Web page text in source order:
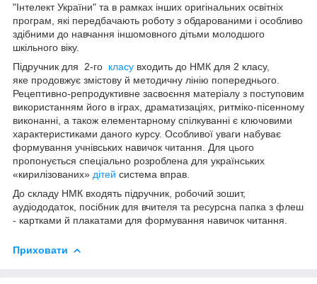
"Інтелект України" та в рамках інших оригінальних освітніх
програм, які передбачають роботу з обдарованими і особливо
здібними до навчання іншомовного дітьми молодшого
шкільного віку.
Підручник для 2-го класу входить до НМК для 2 класу,
яке продовжує змістову й методичну лінію попереднього.
Рецептивно-репродуктивне засвоєння матеріалу з поступовим
використанням його в іграх, драматизаціях, ритміко-пісенному
виконанні, а також елементарному спілкуванні є ключовими
характеристиками даного курсу. Особливої уваги набуває
формування учнівських навичок читання. Для цього
пропонується спеціально розроблена для українських
«кирилізованих» дітей система вправ.
До складу НМК входять підручник, робочий зошит,
аудіододаток, посібник для вчителя та ресурсна папка з флеш
- картками й плакатами для формування навичок читання.
Приховати